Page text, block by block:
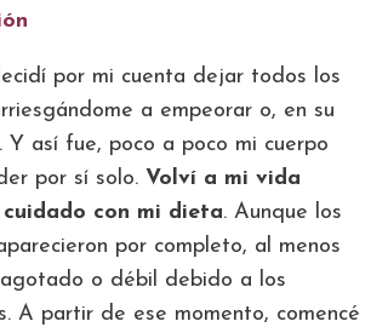
por mi cuenta dejar todos los
a empeorar o, en su
Y así fue, poco a poco mi cuerpo
por sí solo. Volví a mi vida
con mi dieta. Aunque los
por completo, al menos
o débil debido a los
A partir de ese momento, comencé